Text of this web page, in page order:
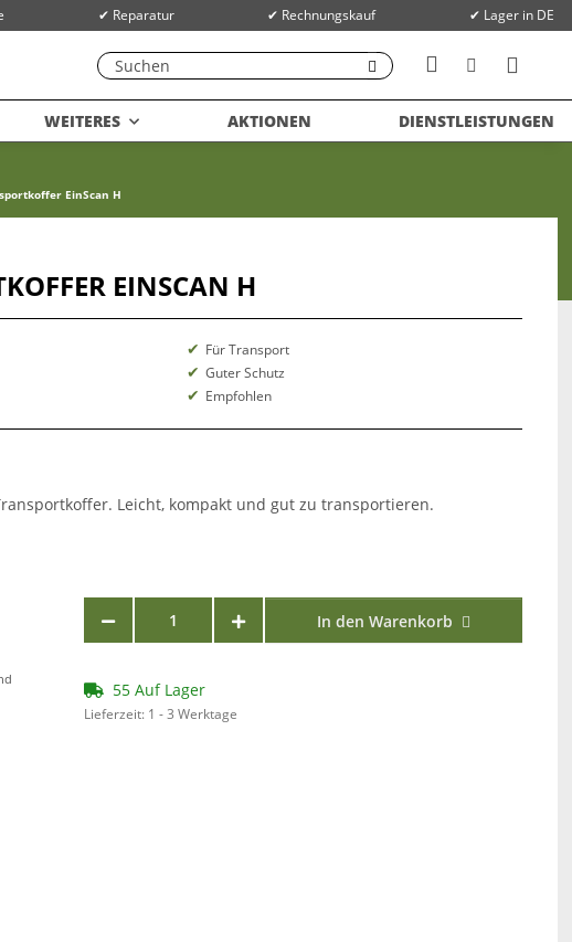
✔ Reparatur ✔ Rechnungskauf ✔ Lager in DE
WEITERES AKTIONEN DIENSTLEISTUNGEN
EinScan H
EINSCAN H
Für Transport
Guter Schutz
Empfohlen
Leicht, kompakt und gut zu transportieren.
In den Warenkorb
55 Auf Lager
Lieferzeit: 1 - 3 Werktage